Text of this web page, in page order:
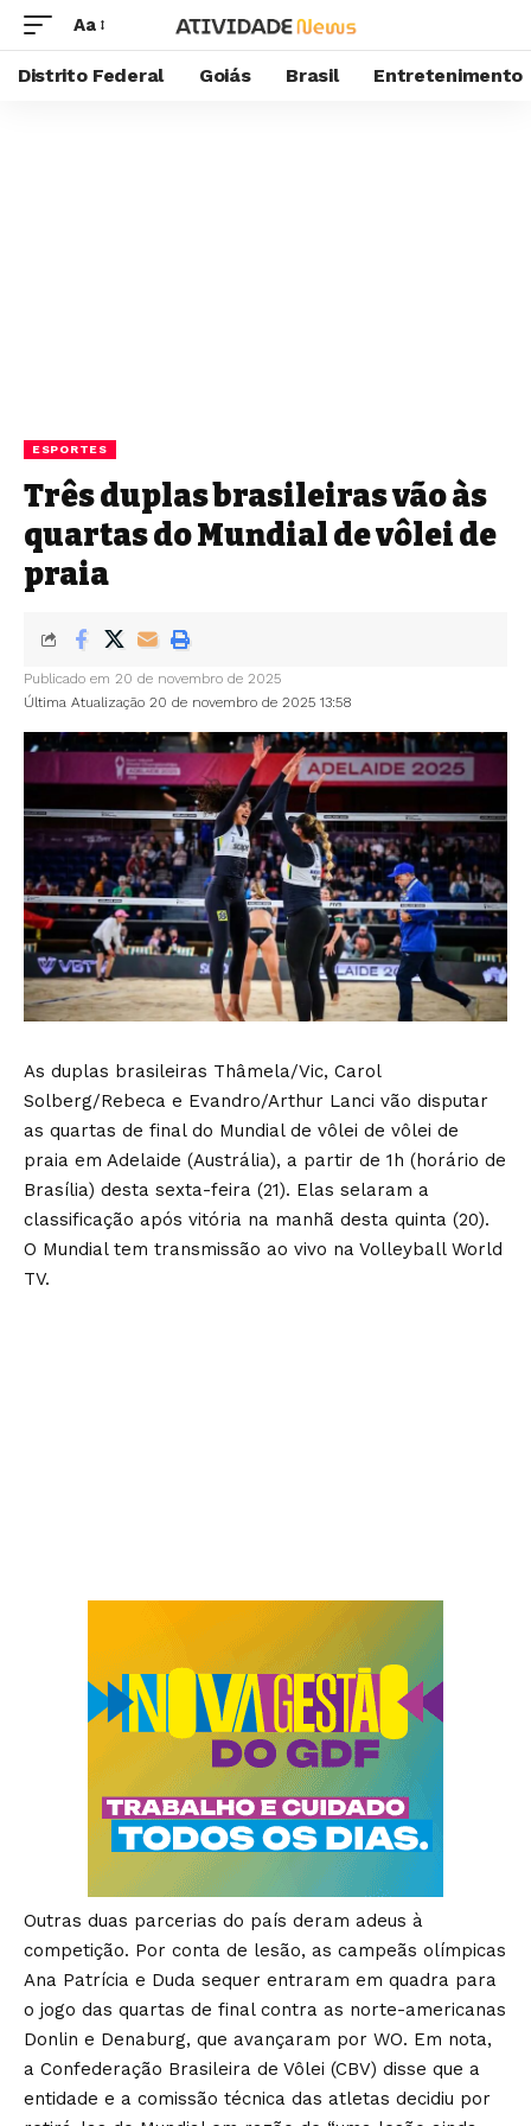
Aa
Distrito Federal Goiás Brasil Entretenimento
ESPORTES
Três duplas brasileiras vão às
quartas do Mundial de vôlei de
praia
Última Atualização 20 de novembro de 2025 13:58
Publicado em 20 de novembro de 2025
As duplas brasileiras Thâmela/Vic, Carol
Solberg/Rebeca e Evandro/Arthur Lanci vão disputar
as quartas de final do Mundial de vôlei de vôlei de
praia em Adelaide (Austrália), a partir de 1h (horário de
Brasília) desta sexta-feira (21). Elas selaram a
classificação após vitória na manhã desta quinta (20).
O Mundial tem transmissão ao vivo na Volleyball World
TV.
Outras duas parcerias do país deram adeus à
competição. Por conta de lesão, as campeãs olímpicas
Ana Patrícia e Duda sequer entraram em quadra para
o jogo das quartas de final contra as norte-americanas
Donlin e Denaburg, que avançaram por WO. Em nota,
a Confederação Brasileira de Vôlei (CBV) disse que a
entidade e a comissão técnica das atletas decidiu por